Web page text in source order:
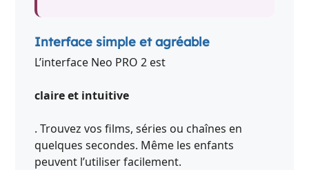
Interface simple et agréable
L’interface Neo PRO 2 est
claire et intuitive
. Trouvez vos films, séries ou chaînes en
quelques secondes. Même les enfants
peuvent l’utiliser facilement.